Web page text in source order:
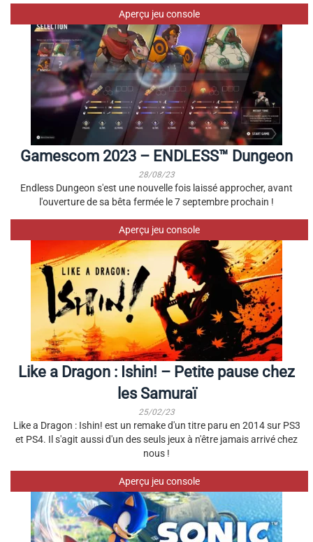
Aperçu jeu console
Gamescom 2023 – ENDLESS™ Dungeon
28/08/23
Endless Dungeon s'est une nouvelle fois laissé approcher, avant
l'ouverture de sa bêta fermée le 7 septembre prochain !
Aperçu jeu console
Like a Dragon : Ishin! – Petite pause chez
les Samuraï
25/02/23
Like a Dragon : Ishin! est un remake d'un titre paru en 2014 sur PS3
et PS4. Il s'agit aussi d'un des seuls jeux à n'être jamais arrivé chez
nous !
Aperçu jeu console